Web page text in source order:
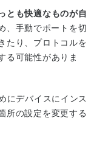
とも快適なものが自
、手動でポートを切
たり、プロトコルを
る可能性がありま
にデバイスにインス
所の設定を変更する